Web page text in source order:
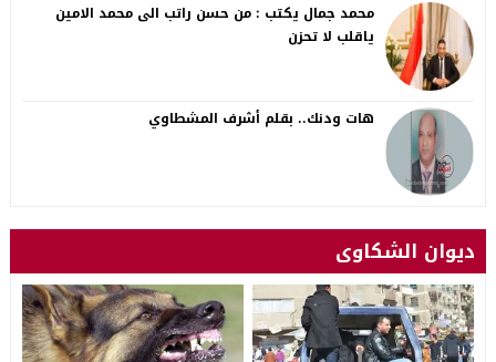
محمد جمال يكتب : من حسن راتب الى محمد الامين
ياقلب لا تحزن
هات ودنك.. بقلم أشرف المشطاوي
ديوان الشكاوى